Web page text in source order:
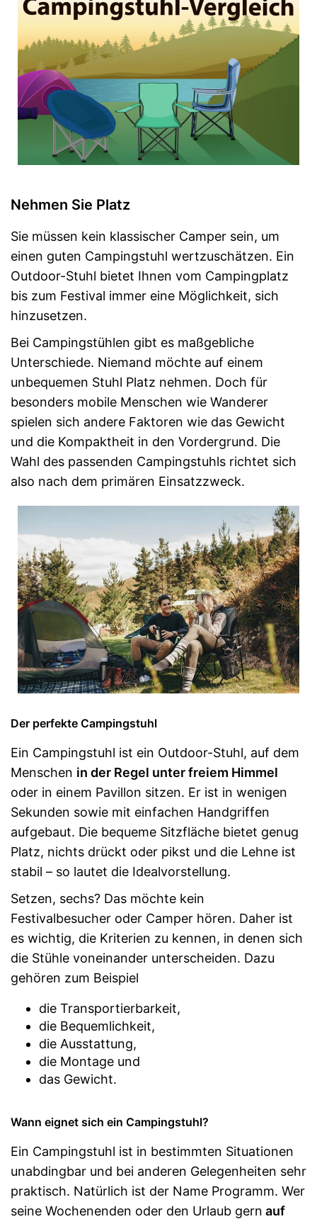
Nehmen Sie Platz
Sie müssen kein klassischer Camper sein, um
einen guten Campingstuhl wertzuschätzen. Ein
Outdoor-Stuhl bietet Ihnen vom Campingplatz
bis zum Festival immer eine Möglichkeit, sich
hinzusetzen.
Bei Campingstühlen gibt es maßgebliche
Unterschiede. Niemand möchte auf einem
unbequemen Stuhl Platz nehmen. Doch für
besonders mobile Menschen wie Wanderer
spielen sich andere Faktoren wie das Gewicht
und die Kompaktheit in den Vordergrund. Die
Wahl des passenden Campingstuhls richtet sich
also nach dem primären Einsatzzweck.
Der perfekte Campingstuhl
Ein Campingstuhl ist ein Outdoor-Stuhl, auf dem
Menschen in der Regel unter freiem Himmel
oder in einem Pavillon sitzen. Er ist in wenigen
Sekunden sowie mit einfachen Handgriffen
aufgebaut. Die bequeme Sitzfläche bietet genug
Platz, nichts drückt oder pikst und die Lehne ist
stabil – so lautet die Idealvorstellung.
Setzen, sechs? Das möchte kein
Festivalbesucher oder Camper hören. Daher ist
es wichtig, die Kriterien zu kennen, in denen sich
die Stühle voneinander unterscheiden. Dazu
gehören zum Beispiel
die Transportierbarkeit,
die Bequemlichkeit,
die Ausstattung,
die Montage und
das Gewicht.
Wann eignet sich ein Campingstuhl?
Ein Campingstuhl ist in bestimmten Situationen
unabdingbar und bei anderen Gelegenheiten sehr
praktisch. Natürlich ist der Name Programm. Wer
seine Wochenenden oder den Urlaub gern auf